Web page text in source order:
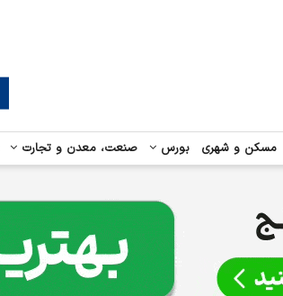
مسکن و شهری بورس صنعت، معدن و تجارت